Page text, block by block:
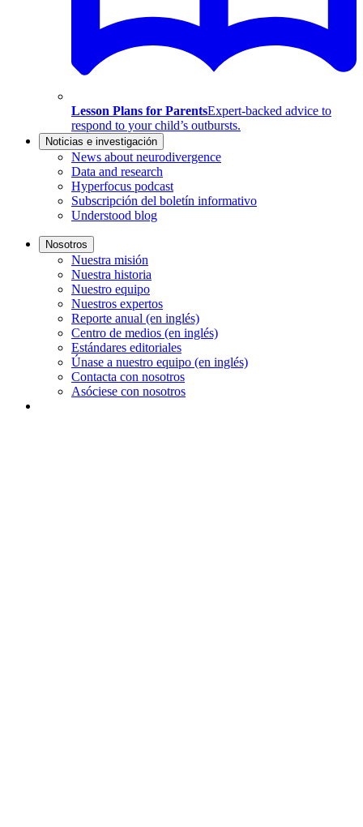
Lesson Plans for ParentsExpert-backed advice to
respond to your child’s outbursts.
Noticias e investigación
News about neurodivergence
Data and research
Hyperfocus podcast
Subscripción del boletín informativo
Understood blog
Nosotros
Nuestra misión
Nuestra historia
Nuestro equipo
Nuestros expertos
Reporte anual (en inglés)
Centro de medios (en inglés)
Estándares editoriales
Únase a nuestro equipo (en inglés)
Contacta con nosotros
Asóciese con nosotros